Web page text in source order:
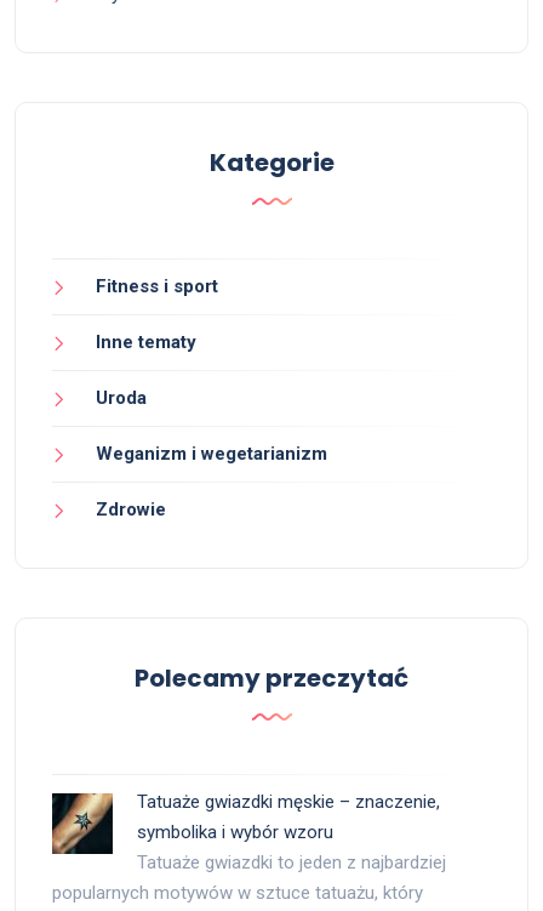
Kategorie
Fitness i sport
Inne tematy
Uroda
Weganizm i wegetarianizm
Zdrowie
Polecamy przeczytać
Tatuaże gwiazdki męskie – znaczenie,
symbolika i wybór wzoru
Tatuaże gwiazdki to jeden z najbardziej
popularnych motywów w sztuce tatuażu, który